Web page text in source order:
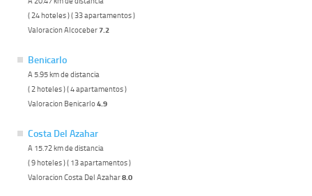
( 24 hoteles ) ( 33 apartamentos )
Valoracion Alcoceber7.2
Benicarlo
A 5.95 km de distancia
( 2 hoteles ) ( 4 apartamentos )
Valoracion Benicarlo4.9
Costa Del Azahar
A 15.72 km de distancia
( 9 hoteles ) ( 13 apartamentos )
Valoracion Costa Del Azahar8.0